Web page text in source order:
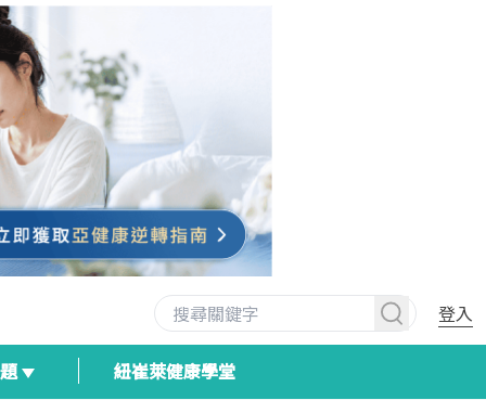
登入
紐崔萊健康學堂